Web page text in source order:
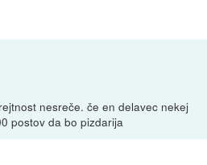
nesreče. če en delavec nekej
postov da bo pizdarija